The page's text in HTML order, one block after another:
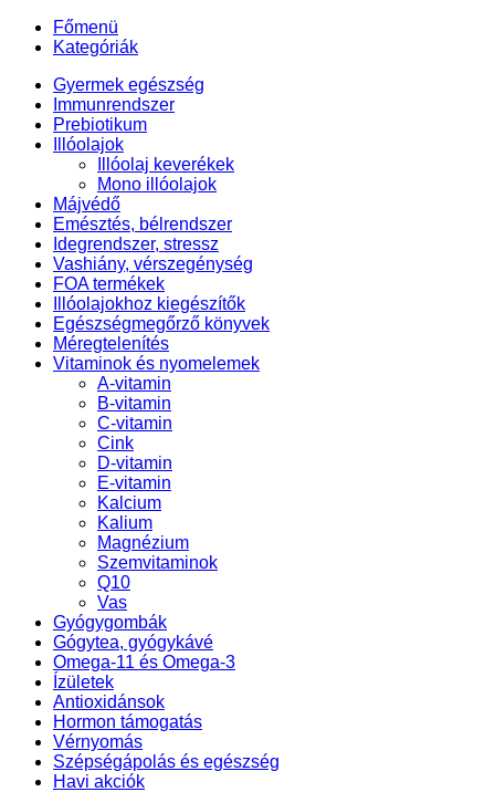
Főmenü
Kategóriák
Gyermek egészség
Immunrendszer
Prebiotikum
Illóolajok
Illóolaj keverékek
Mono illóolajok
Májvédő
Emésztés, bélrendszer
Idegrendszer, stressz
Vashiány, vérszegénység
FOA termékek
Illóolajokhoz kiegészítők
Egészségmegőrző könyvek
Méregtelenítés
Vitaminok és nyomelemek
A-vitamin
B-vitamin
C-vitamin
Cink
D-vitamin
E-vitamin
Kalcium
Kalium
Magnézium
Szemvitaminok
Q10
Vas
Gyógygombák
Gógytea, gyógykávé
Omega-11 és Omega-3
Ízületek
Antioxidánsok
Hormon támogatás
Vérnyomás
Szépségápolás és egészség
Havi akciók